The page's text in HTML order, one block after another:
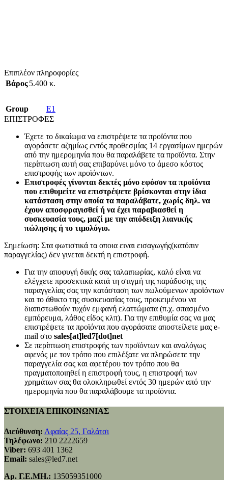
Επιπλέον πληροφορίες
Βάρος5.400 κ.
Group
E1
ΕΠΙΣΤΡΟΦΕΣ
Έχετε το δικαίωμα να επιστρέψετε τα προϊόντα που
αγοράσετε αζημίως εντός προθεσμίας 14 εργασίμων ημερών
από την ημερομηνία που θα παραλάβετε τα προϊόντα. Στην
περίπτωση αυτή σας επιβαρύνει μόνο το άμεσο κόστος
επιστροφής των προϊόντων.
Επιστροφές γίνονται δεκτές μόνο εφόσον τα προϊόντα
που επιθυμείτε να επιστρέψετε βρίσκονται στην ίδια
κατάσταση στην οποία τα παραλάβατε, χωρίς δηλ. να
έχουν αποσφραγισθεί ή να έχει παραβιασθεί η
συσκευασία τους, μαζί με την απόδειξη λιανικής
πώλησης ή το τιμολόγιο.
Σημείωση: Στα φωτιστικά τα οποια ειναι εισαγωγής(κατόπιν
παραγγελίας) δεν γινεται δεκτή η επιστροφή.
Για την αποφυγή δικής σας ταλαιπωρίας, καλό είναι να
ελέγχετε προσεκτικά κατά τη στιγμή της παράδοσης της
παραγγελίας σας την κατάσταση των πωλούμενων προϊόντων
και το άθικτο της συσκευασίας τους, προκειμένου να
διαπιστωθούν τυχόν εμφανή ελαττώματα (π.χ. σπασμένο
εμπόρευμα, λάθος είδος κλπ). Για την επιθυμία σας να μας
επιστρέψετε τα προϊόντα που αγοράσατε αποστείλετε μας e-
mail στο sales[at]led7[dot]net
Σε περίπτωση επιστροφής των προϊόντων και αναλόγως
αφενός με τον τρόπο που επιλέξατε να πληρώσετε την
παραγγελία σας και αφετέρου τον τρόπο που θα
πραγματοποιηθεί η επιστροφή τους, η επιστροφή των
χρημάτων σας θα ολοκληρωθεί εντός 30 ημερών από την
ημερομηνία που θα παραλάβουμε τα προϊόντα.
ΣΤΟΙΧΕΙΑ ΕΠΙΚΟΙΝΩΝΙΑΣ
Διεύθυνση: Αφαίας 25, Γαλάτσι
Τηλέφωνο: 210 2222659
Viber: 693 401 1362
Email: sales@led7.net
Αρ. Γ.Ε.ΜΗ.: 135059351000